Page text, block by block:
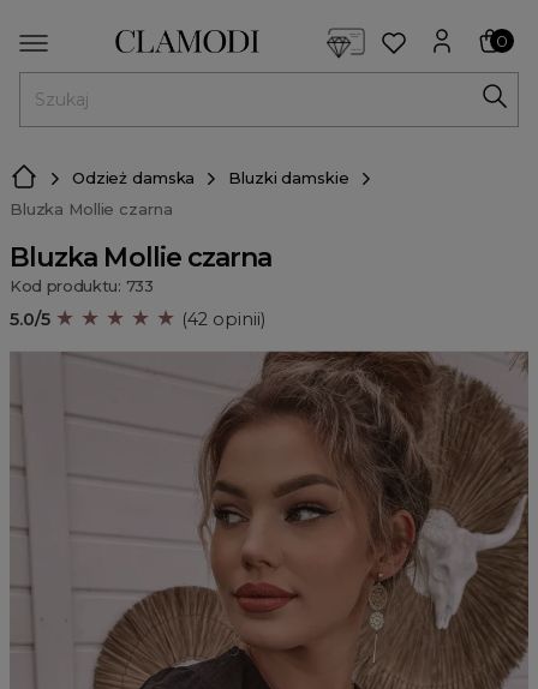
0
Odzież damska
Bluzki damskie
Bluzka Mollie czarna
Bluzka Mollie czarna
Kod produktu: 733
5.0/5 ★ ★ ★ ★ ★ (42 opinii)